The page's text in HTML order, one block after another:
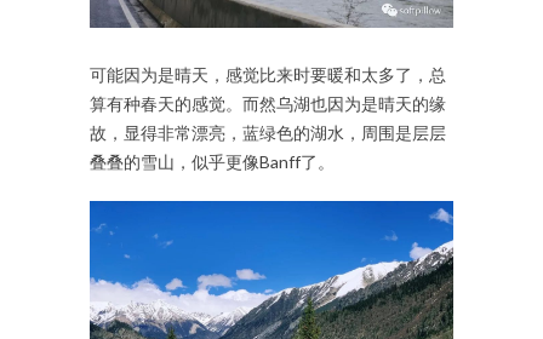
可能因为是晴天，感觉比来时要暖和太多了，总
算有种春天的感觉。而然乌湖也因为是晴天的缘
故，显得非常漂亮，蓝绿色的湖水，周围是层层
叠叠的雪山，似乎更像Banff了。